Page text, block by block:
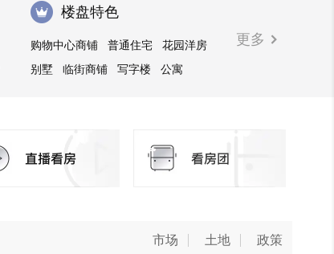
楼盘特色
购物中心商铺 普通住宅
花园洋房
别墅
临街商铺 写字楼 公寓
更多
市场 土地 政策